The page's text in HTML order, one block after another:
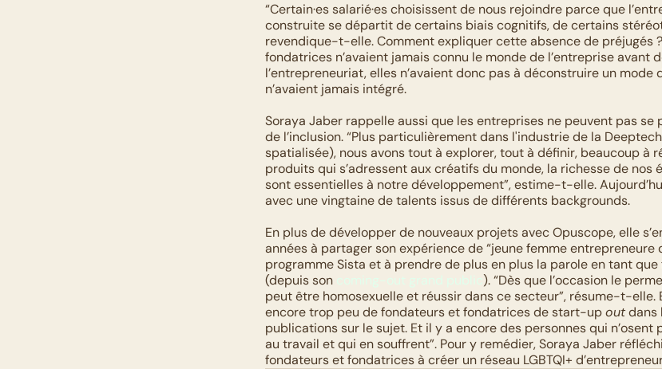
“Certain·es salarié·es choisissent de nous rejoindre parce que
construite se départit de certains biais cognitifs, de certains
revendique-t-elle. Comment expliquer cette absence de préjugés
fondatrices n’avaient jamais connu le monde de l’entreprise avant
l’entrepreneuriat, elles n’avaient donc pas à déconstruire un mode
n’avaient jamais intégré.
Soraya Jaber rappelle aussi que les entreprises ne peuvent pas se
de l’inclusion. “Plus particulièrement dans l'industrie de la
spatialisée), nous avons tout à explorer, tout à définir, beaucoup à
produits qui s’adressent aux créatifs du monde, la richesse de nos
sont essentielles à notre développement”, estime-t-elle.
avec une vingtaine de talents issus de différents backgrounds.
En plus de développer de nouveaux projets avec Opuscope, elle
années à partager son expérience de “jeune femme entrepreneure
programme Sista et à prendre de plus en plus la parole en tant
(depuis son
). “Dès que l’occasion le
peut être homosexuelle et réussir dans ce secteur”, résume-t-elle.
encore trop peu de fondateurs et fondatrices de start-up out dans
publications sur le sujet. Et il y a encore des personnes qui n’osent
au travail et qui en souffrent”. Pour y remédier, Soraya Jaber
fondateurs et fondatrices à créer un réseau LGBTQI+